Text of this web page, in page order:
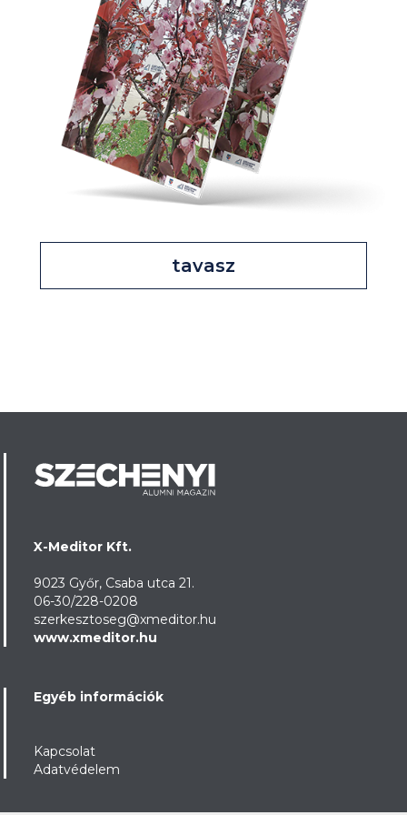
tavasz
X-Meditor Kft.
9023 Győr, Csaba utca 21.
06-30/228-0208
szerkesztoseg@xmeditor.hu
www.xmeditor.hu
Egyéb információk
Kapcsolat
Adatvédelem